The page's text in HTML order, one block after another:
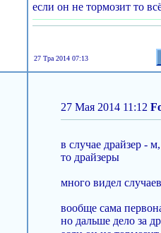
если он не тормозит то
27 Тра 2014 07:13
27 Мая 2014 11:12
в случае драйзер -
то драйзеры
много видел
вообще сама
но дальше дело за